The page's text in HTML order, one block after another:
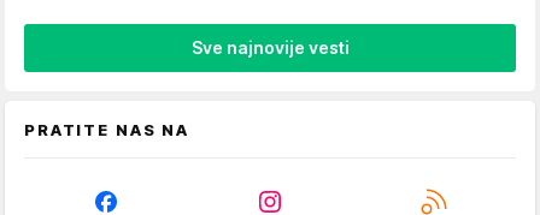
Sve najnovije vesti
PRATITE NAS NA